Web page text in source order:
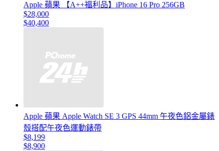
Apple 蘋果 【A++福利品】iPhone 16 Pro 256GB
$28,000
$40,400
Apple 蘋果 Apple Watch SE 3 GPS 44mm 午夜色鋁金屬錶
殼搭配午夜色運動錶帶
$8,199
$8,900